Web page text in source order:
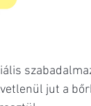
jut a